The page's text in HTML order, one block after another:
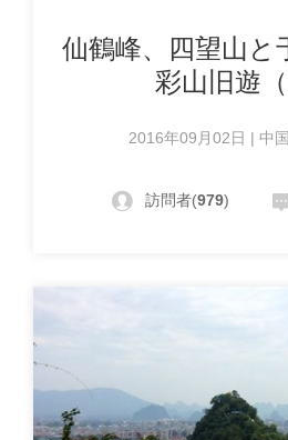
仙鶴峰、四望山
彩山旧遊（
2016年09月02日 | 中
訪問者(979)